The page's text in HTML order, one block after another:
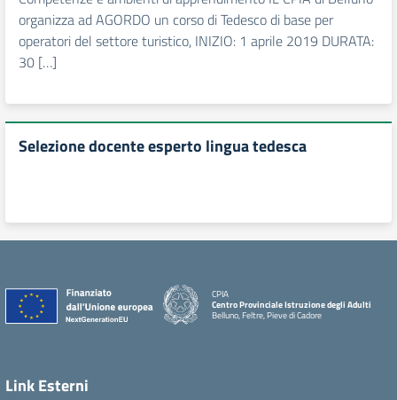
organizza ad AGORDO un corso di Tedesco di base per
operatori del settore turistico, INIZIO: 1 aprile 2019 DURATA:
30 […]
Selezione docente esperto lingua tedesca
CPIA
Centro Provinciale Istruzione degli Adulti
Belluno, Feltre, Pieve di Cadore
Link Esterni